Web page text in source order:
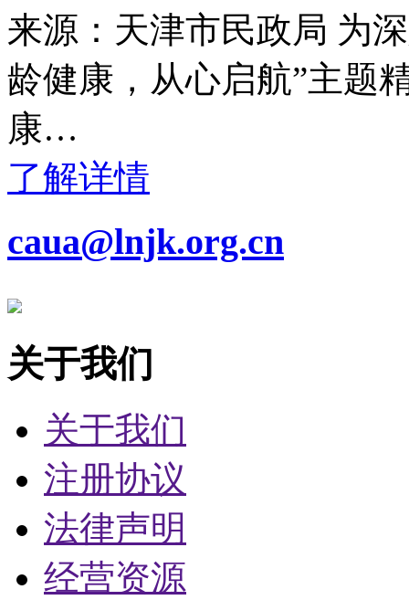
来源：天津市民政局 为
龄健康，从心启航”主题
康…
了解详情
caua@lnjk.org.cn
关于我们
关于我们
注册协议
法律声明
经营资源